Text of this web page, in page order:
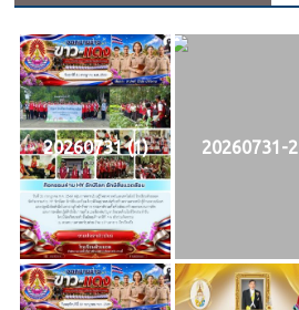
20260731 (1) 20260731-2